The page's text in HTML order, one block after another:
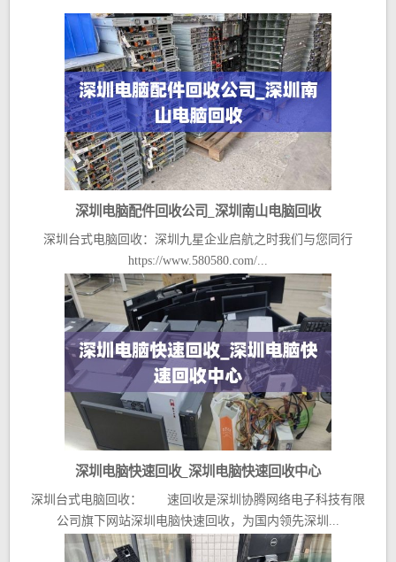
深圳电脑配件回收公司_深圳南山电脑回收
深圳台式电脑回收：深圳九星企业启航之时我们与您同行
https://www.580580.com/...
深圳电脑快速回收_深圳电脑快速回收中心
深圳台式电脑回收： 速回收是深圳协腾网络电子科技有限
公司旗下网站深圳电脑快速回收，为国内领先深圳...